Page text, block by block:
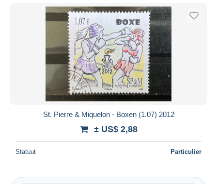
St. Pierre & Miquelon - Boxen (1.07) 2012
± US$ 2,88
Statuut Particulier